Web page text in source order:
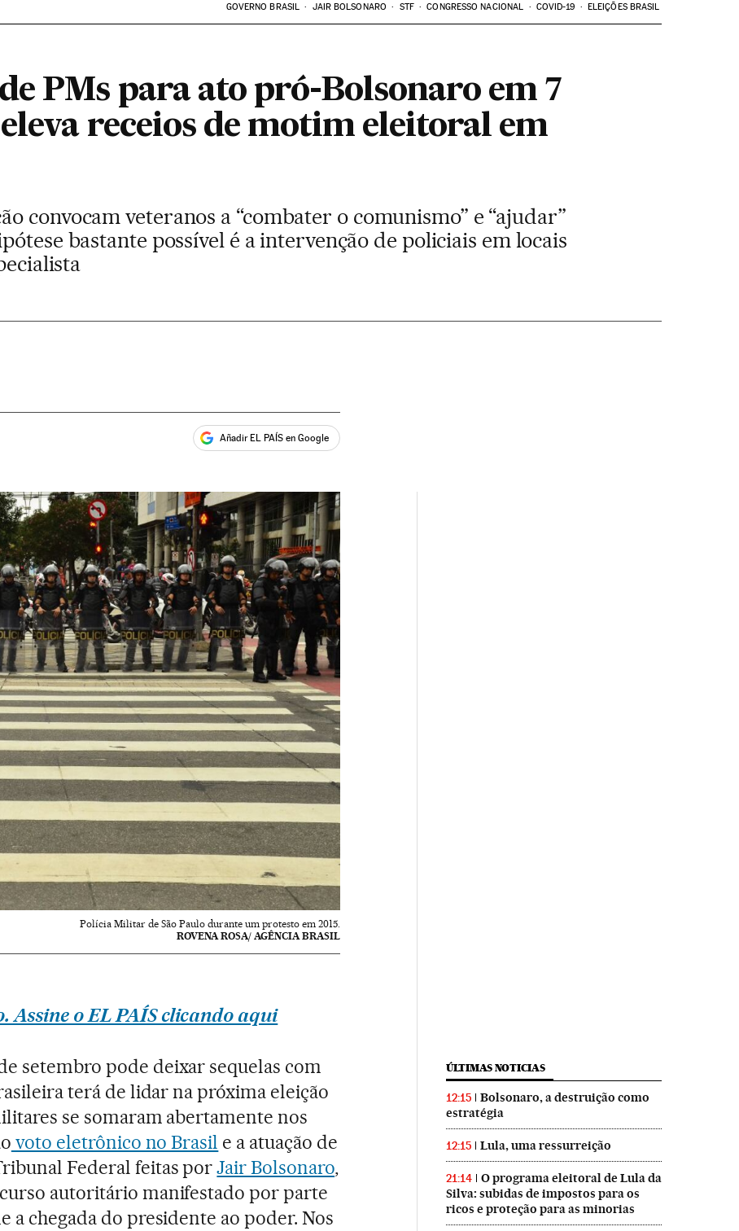
GOVERNO BRASIL JAIR BOLSONARO STF CONGRESSO NACIONAL COVID-19 ELEIÇÕES BRASIL
PMs para ato pró-Bolsonaro em 7
receios de motim eleitoral em
convocam veteranos a “combater o comunismo” e “ajudar”
bastante possível é a intervenção de policiais em locais
Añadir EL PAÍS en Google
Polícia Militar de São Paulo durante um protesto em 2015.
ROVENA ROSA/ AGÊNCIA BRASIL
Assine o EL PAÍS clicando aqui
setembro pode deixar sequelas com
terá de lidar na próxima eleição
se somaram abertamente nos
voto eletrônico no Brasil e a atuação de
Federal feitas porJair Bolsonaro,
autoritário manifestado por parte
a chegada do presidente ao poder. Nos
ÚLTIMAS NOTICIAS
12:15
Bolsonaro, a destruição como
estratégia
12:15 Lula, uma ressurreição
21:14
O programa eleitoral de Lula da
Silva: subidas de impostos para os
ricos e proteção para as minorias